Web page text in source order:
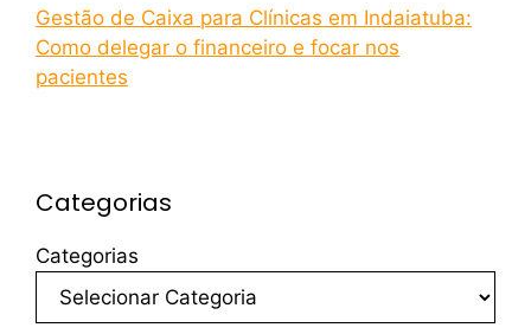
Gestão de Caixa para Clínicas em Indaiatuba:
Como delegar o financeiro e focar nos
pacientes
Categorias
Categorias